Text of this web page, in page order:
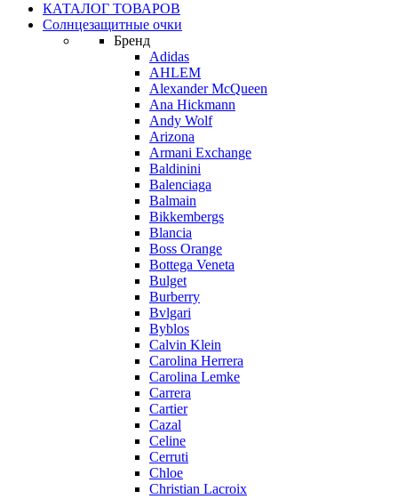
КАТАЛОГ ТОВАРОВ
Солнцезащитные очки
Бренд
Adidas
AHLEM
Alexander McQueen
Ana Hickmann
Andy Wolf
Arizona
Armani Exchange
Baldinini
Balenciaga
Balmain
Bikkembergs
Blancia
Boss Orange
Bottega Veneta
Bulget
Burberry
Bvlgari
Byblos
Calvin Klein
Carolina Herrera
Carolina Lemke
Carrera
Cartier
Cazal
Celine
Cerruti
Chloe
Christian Lacroix